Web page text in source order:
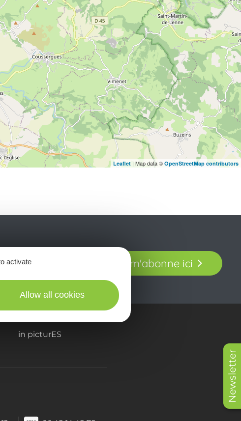
Newsletter
Leaflet | Map data © OpenStreetMap contributors
en Aveyron.
Je m'abonne ici
in picturES
activate
Allow all cookies